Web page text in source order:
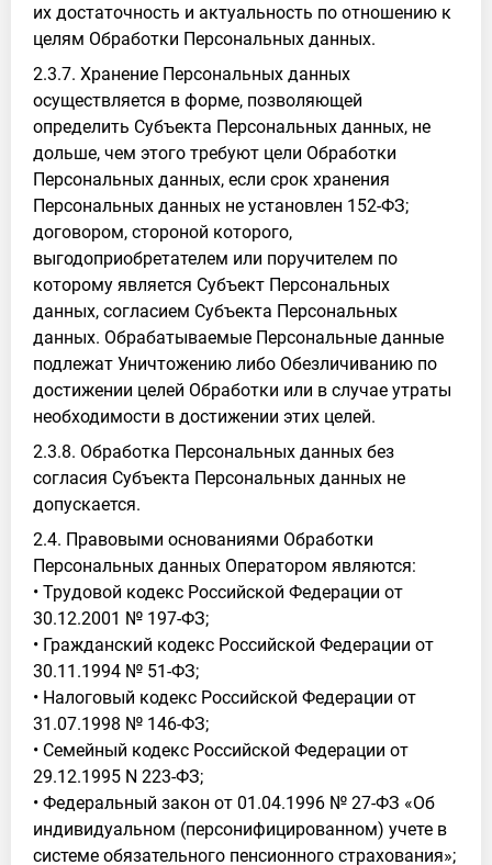
их достаточность и актуальность по отношению к
целям Обработки Персональных данных.
2.3.7. Хранение Персональных данных
осуществляется в форме, позволяющей
определить Субъекта Персональных данных, не
дольше, чем этого требуют цели Обработки
Персональных данных, если срок хранения
Персональных данных не установлен 152-ФЗ;
договором, стороной которого,
выгодоприобретателем или поручителем по
которому является Субъект Персональных
данных, согласием Субъекта Персональных
данных. Обрабатываемые Персональные данные
подлежат Уничтожению либо Обезличиванию по
достижении целей Обработки или в случае утраты
необходимости в достижении этих целей.
2.3.8. Обработка Персональных данных без
согласия Субъекта Персональных данных не
допускается.
2.4. Правовыми основаниями Обработки
Персональных данных Оператором являются:
• Трудовой кодекс Российской Федерации от
30.12.2001 № 197-ФЗ;
• Гражданский кодекс Российской Федерации от
30.11.1994 № 51-ФЗ;
• Налоговый кодекс Российской Федерации от
31.07.1998 № 146-ФЗ;
• Семейный кодекс Российской Федерации от
29.12.1995 N 223-ФЗ;
• Федеральный закон от 01.04.1996 № 27-ФЗ «Об
индивидуальном (персонифицированном) учете в
системе обязательного пенсионного страхования»;